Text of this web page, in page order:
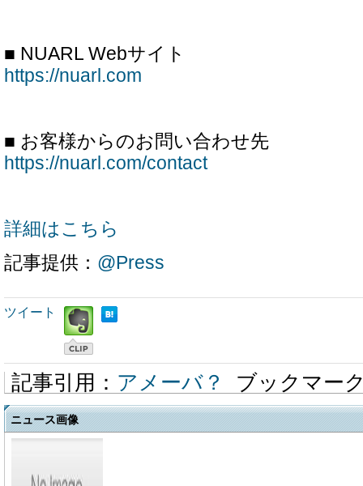
■ NUARL Webサイト
https://nuarl.com
■ お客様からのお問い合わせ先
https://nuarl.com/contact
詳細はこちら
記事提供： @Press
ツイート
記事引用： アメーバ？ ブックマー
ニュース画像